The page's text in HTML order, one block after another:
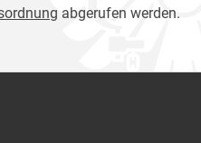
abgerufen werden.